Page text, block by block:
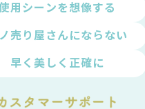
用シーンを想像する
売り屋さんにならない
早く美しく正確に